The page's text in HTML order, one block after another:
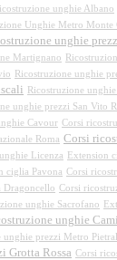
unghie Albano
Unghie Metro Monte
unghie
Martignano
Ricostruzione unghie
Ricostruzione unghie
unghie prezzi San Vito
Cavour Corsi
Roma Corsi
Licenza Extension
ciglia Pavona Corsi
Dragoncello Corsi
unghie Sacrofano
unghie
unghie prezzi Metro
Grotta Rossa Corsi